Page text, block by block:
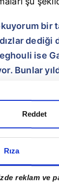
Rıza
reklam ve
Reddet
bir
dediği
ise
Bunlar
bırak
için bile
ile